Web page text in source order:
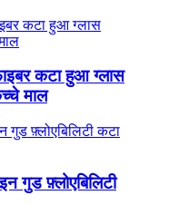
कटा हुआ ग्लास
माल
गुड फ़्लोएबिलिटी